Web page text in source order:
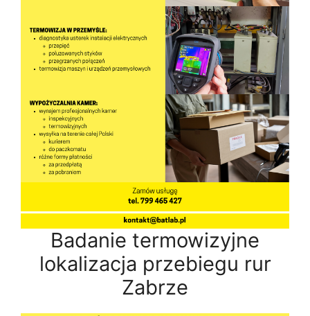
Badanie termowizyjne
lokalizacja przebiegu rur
Zabrze